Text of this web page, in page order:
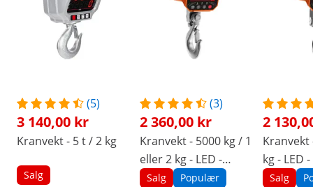
(5)
3 140,00 kr
Kranvekt - 5 t / 2 kg
Salg
(3)
2 360,00 kr
Kranvekt - 5000 kg / 1
eller 2 kg - LED -
digital - fjernkontroll
Salg Populær
2
Kranvekt
kg - LED
Salg